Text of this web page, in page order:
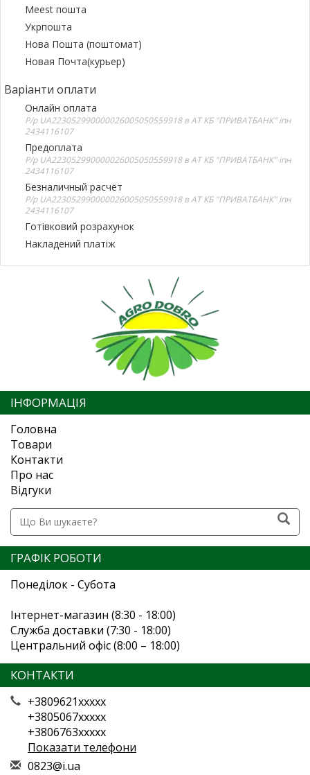
Meest пошта
Укрпошта
Нова Пошта (поштомат)
Новая Почта(курьер)
Варіанти оплати
Онлайн оплата
Р/р UA223052990000026005050559918 в АТ КБ "ПРИВАТБАНК" іпн
2434116107
Предоплата
Р/р UA223052990000026005050559918 в АТ КБ "ПРИВАТБАНК" іпн
2434116107
Безналичный расчёт
Р/р UA223052990000026005050559918 в АТ КБ "ПРИВАТБАНК" іпн
2434116107
Готівковий розрахунок
Накладений платіж
ІНФОРМАЦІЯ
Головна
Товари
Контакти
Про нас
Відгуки
ГРАФІК РОБОТИ
Понеділок - Субота
Інтернет-магазин (8:30 - 18:00)
Служба доставки (7:30 - 18:00)
Центральний офіс (8:00 – 18:00)
КОНТАКТИ
+3809621xxxxx
+3805067xxxxx
+3806763xxxxx
Показати телефони
0823@i.ua